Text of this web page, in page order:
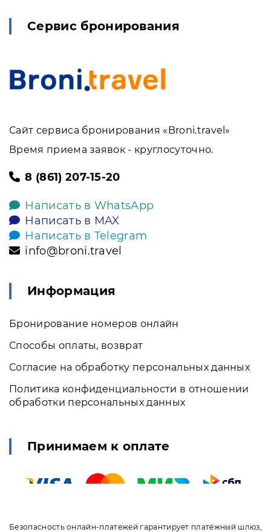
Сервис бронирования
Сайт сервиса бронирования «Broni.travel»
Время приема заявок - круглосуточно.
8 (861) 207-15-20
Написать в WhatsApp
Написать в MAX
Написать в Telegram
info@broni.travel
Информация
Бронирование номеров онлайн
Способы оплаты, возврат
Согласие на обработку персональных данных
Политика конфиденциальности в отношении
обработки персональных данных
Принимаем к оплате
Безопасность онлайн-платежей гарантирует платёжный шлюз,